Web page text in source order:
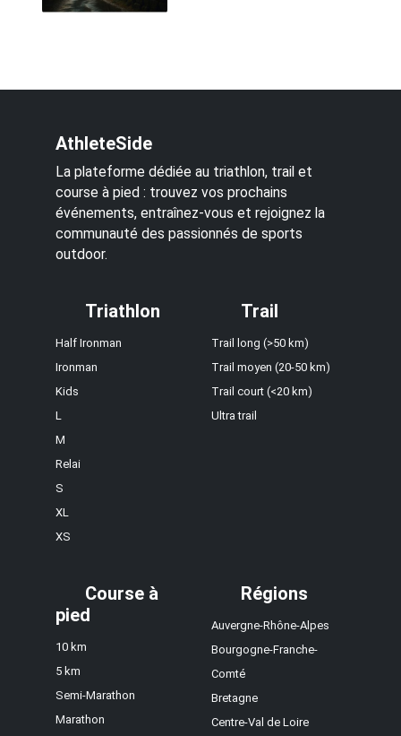
AthleteSide
La plateforme dédiée au triathlon, trail et
course à pied : trouvez vos prochains
événements, entraînez-vous et rejoignez la
communauté des passionnés de sports
outdoor.
Triathlon
Half Ironman
Ironman
Kids
L
M
Relai
S
XL
XS
Trail
Trail long (>50 km)
Trail moyen (20-50 km)
Trail court (<20 km)
Ultra trail
Course à
pied
10 km
5 km
Semi-Marathon
Marathon
Régions
Auvergne-Rhône-Alpes
Bourgogne-Franche-
Comté
Bretagne
Centre-Val de Loire